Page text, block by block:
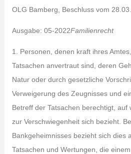
OLG Bamberg, Beschluss vom
Ausgabe: 05-2022Familienrecht
1. Personen, denen kraft ihres
Tatsachen anvertraut sind, deren
Natur oder durch gesetzliche
Verweigerung des Zeugnisses und
Betreff der Tatsachen berechtigt, auf
zur Verschwiegenheit sich bezieht.
Bankgeheimnisses bezieht sich dies
Tatsachen und Wertungen, die